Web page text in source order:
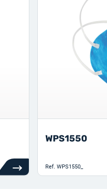
WPS1550
Ref. WPS1550_